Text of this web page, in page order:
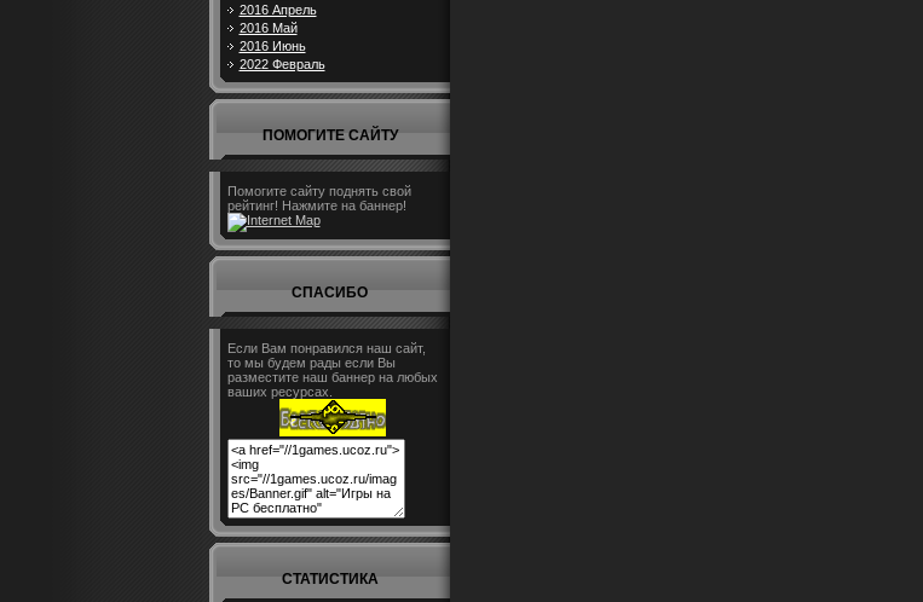
2016 Апрель
2016 Май
2016 Июнь
2022 Февраль
ПОМОГИТЕ САЙТУ
Помогите сайту поднять свой
рейтинг! Нажмите на баннер!
СПАСИБО
Если Вам понравился наш сайт,
то мы будем рады если Вы
разместите наш баннер на любых
ваших ресурсах.
СТАТИСТИКА